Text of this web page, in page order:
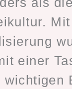
einer
wichtigen